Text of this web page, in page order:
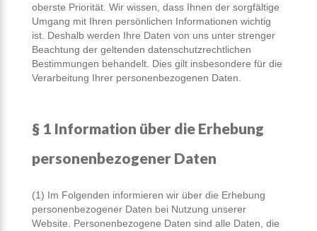
oberste Priorität. Wir wissen, dass Ihnen der sorgfältige
Umgang mit Ihren persönlichen Informationen wichtig
ist. Deshalb werden Ihre Daten von uns unter strenger
Beachtung der geltenden datenschutzrechtlichen
Bestimmungen behandelt. Dies gilt insbesondere für die
Verarbeitung Ihrer personenbezogenen Daten.
§ 1 Information über die Erhebung
personenbezogener Daten
(1) Im Folgenden informieren wir über die Erhebung
personenbezogener Daten bei Nutzung unserer
Website. Personenbezogene Daten sind alle Daten, die